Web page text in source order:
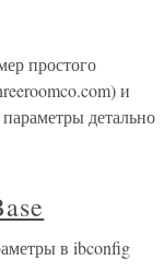
простого
и
детально
в ibconfig